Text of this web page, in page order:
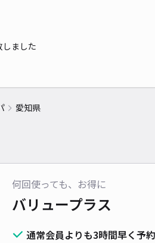
しました
愛知県
何回使っても、お得に
バリュープラス
通常会員よりも3時間早く予